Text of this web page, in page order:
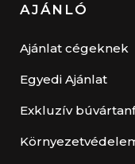
AJÁNLÓ
Ajánlat cégeknek
Egyedi Ajánlat
Exkluzív